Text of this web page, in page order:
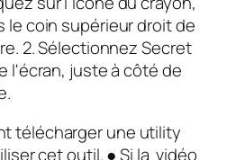
le coin supérieur droit de
2. Sélectionnez Secret
l'écran, juste à côté de
télécharger une utility
cet outil. ● Si la vidéo